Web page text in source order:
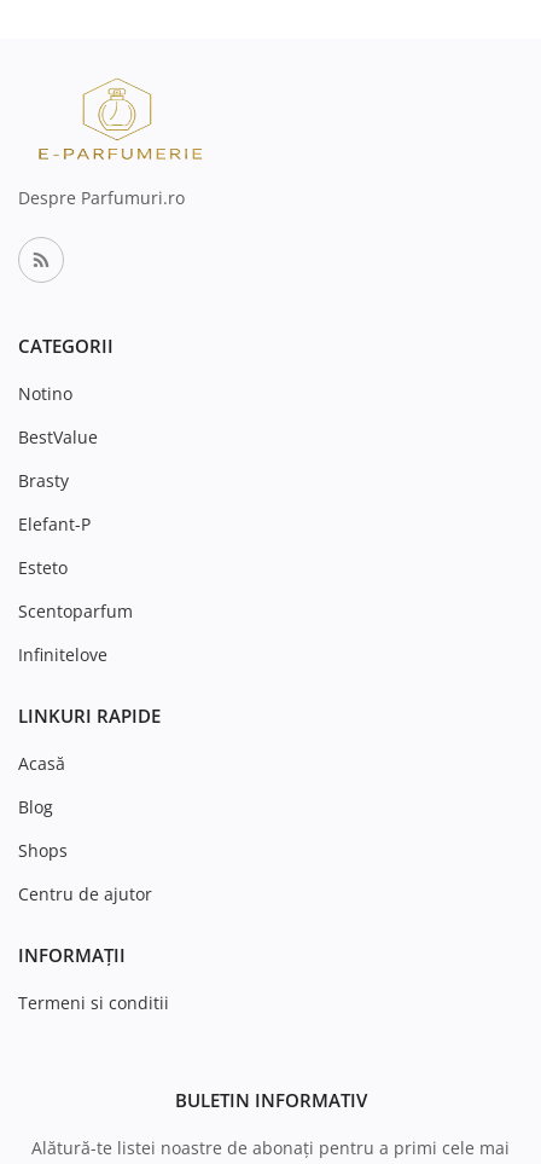
Despre Parfumuri.ro
CATEGORII
Notino
BestValue
Brasty
Elefant-P
Esteto
Scentoparfum
Infinitelove
LINKURI RAPIDE
Acasă
Blog
Shops
Centru de ajutor
INFORMAȚII
Termeni si conditii
BULETIN INFORMATIV
Alătură-te listei noastre de abonați pentru a primi cele mai